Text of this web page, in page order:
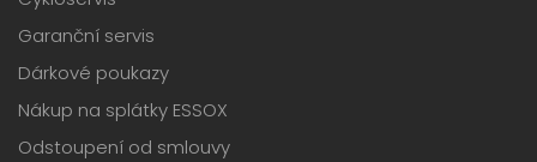
Garanční servis
Dárkové poukazy
Nákup na splátky ESSOX
Odstoupení od smlouvy